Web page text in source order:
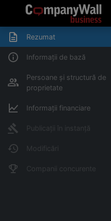
Rezumat
Informații de bază
Persoane și structură de
proprietate
Informații financiare
Publicații în instanță
Modificări
Companii concurente